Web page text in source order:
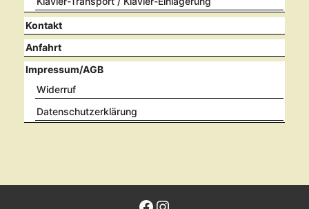
Kontakt
Anfahrt
Impressum/AGB
Widerruf
Datenschutzerklärung